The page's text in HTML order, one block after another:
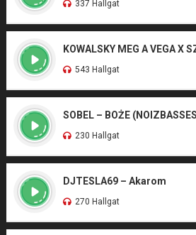
337 Hallgat
543 Hallgat
SOBEL – BOŻE
230 Hallgat
DJTESLA69 – Akarom
270 Hallgat